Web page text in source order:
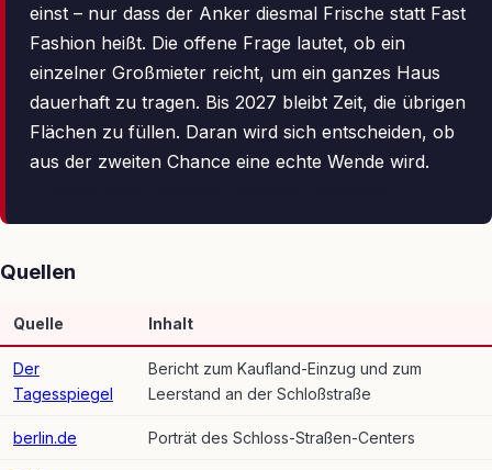
einst – nur dass der Anker diesmal Frische statt Fast
Fashion heißt. Die offene Frage lautet, ob ein
einzelner Großmieter reicht, um ein ganzes Haus
dauerhaft zu tragen. Bis 2027 bleibt Zeit, die übrigen
Flächen zu füllen. Daran wird sich entscheiden, ob
aus der zweiten Chance eine echte Wende wird.
Quellen
Quelle Inhalt
Der
Tagesspiegel
Bericht zum Kaufland-Einzug und zum
Leerstand an der Schloßstraße
berlin.de Porträt des Schloss-Straßen-Centers